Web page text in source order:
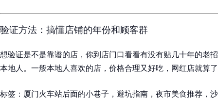
验证方法：搞懂店铺的年份和顾客群
想验证是不是靠谱的店，你到店门口看看有没有贴几十年的老
本地人。一般本地人喜欢的店，价格合理又好吃，网红店就算
标签：厦门火车站后面的小巷子，避坑指南，夜市美食推荐，